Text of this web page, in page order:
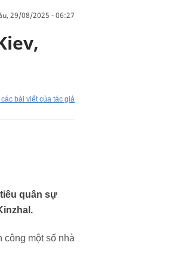
29/08/2025 - 06:27
bài viết của tác giả
quân sự
công một số nhà